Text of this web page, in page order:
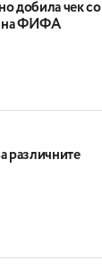
добила чек со
на ФИФА
различните